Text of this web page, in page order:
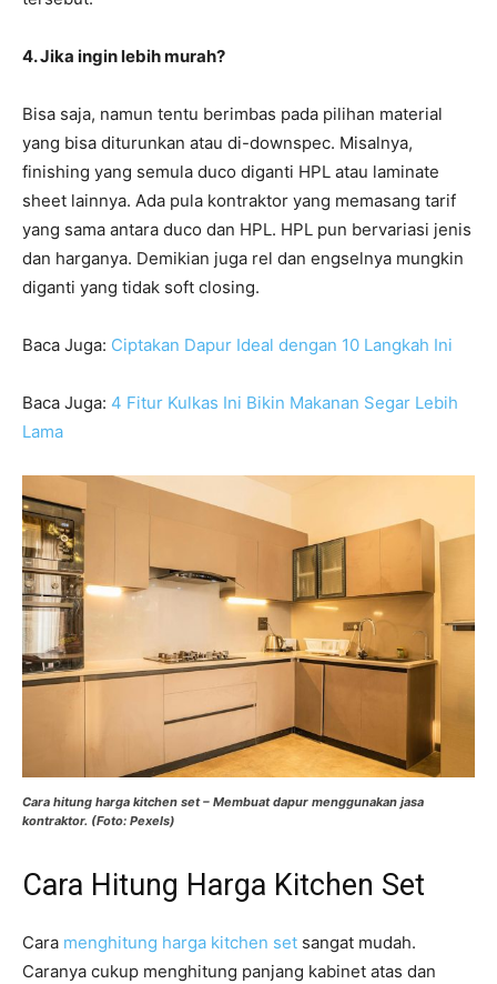
4. Jika ingin lebih murah?
Bisa saja, namun tentu berimbas pada pilihan material
yang bisa diturunkan atau di-downspec. Misalnya,
finishing yang semula duco diganti HPL atau laminate
sheet lainnya. Ada pula kontraktor yang memasang tarif
yang sama antara duco dan HPL. HPL pun bervariasi jenis
dan harganya. Demikian juga rel dan engselnya mungkin
diganti yang tidak soft closing.
Baca Juga: Ciptakan Dapur Ideal dengan 10 Langkah Ini
Baca Juga: 4 Fitur Kulkas Ini Bikin Makanan Segar Lebih
Lama
Cara hitung harga kitchen set – Membuat dapur menggunakan jasa
kontraktor. (Foto: Pexels)
Cara Hitung Harga Kitchen Set
Cara menghitung harga kitchen set sangat mudah.
Caranya cukup menghitung panjang kabinet atas dan